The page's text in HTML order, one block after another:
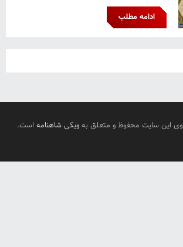
ادامه مطلب
این سایت محفوظ و متعلق به ویکی شاهنامه است.